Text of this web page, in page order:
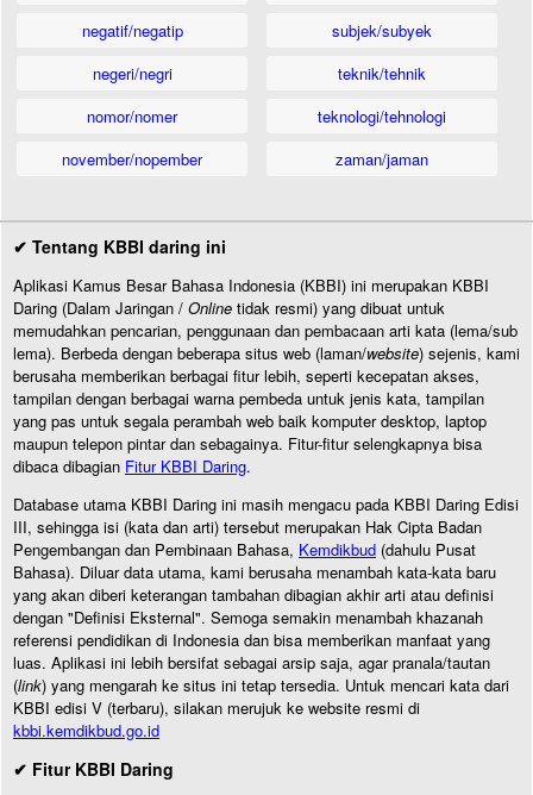
negatif/negatip
negeri/negri
nomor/nomer
november/nopember
subjek/subyek
teknik/tehnik
teknologi/tehnologi
zaman/jaman
✔ Tentang KBBI daring ini
Aplikasi Kamus Besar Bahasa Indonesia (KBBI) ini merupakan KBBI
Daring (Dalam Jaringan / Online tidak resmi) yang dibuat untuk
memudahkan pencarian, penggunaan dan pembacaan arti kata (lema/sub
lema). Berbeda dengan beberapa situs web (laman/website) sejenis, kami
berusaha memberikan berbagai fitur lebih, seperti kecepatan akses,
tampilan dengan berbagai warna pembeda untuk jenis kata, tampilan
yang pas untuk segala perambah web baik komputer desktop, laptop
maupun telepon pintar dan sebagainya. Fitur-fitur selengkapnya bisa
dibaca dibagian Fitur KBBI Daring.
Database utama KBBI Daring ini masih mengacu pada KBBI Daring Edisi
III, sehingga isi (kata dan arti) tersebut merupakan Hak Cipta Badan
Pengembangan dan Pembinaan Bahasa, Kemdikbud (dahulu Pusat
Bahasa). Diluar data utama, kami berusaha menambah kata-kata baru
yang akan diberi keterangan tambahan dibagian akhir arti atau definisi
dengan "Definisi Eksternal". Semoga semakin menambah khazanah
referensi pendidikan di Indonesia dan bisa memberikan manfaat yang
luas. Aplikasi ini lebih bersifat sebagai arsip saja, agar pranala/tautan
(link) yang mengarah ke situs ini tetap tersedia. Untuk mencari kata dari
KBBI edisi V (terbaru), silakan merujuk ke website resmi di
kbbi.kemdikbud.go.id
✔ Fitur KBBI Daring